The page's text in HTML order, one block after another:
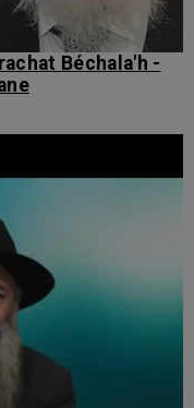
Béchala'h -